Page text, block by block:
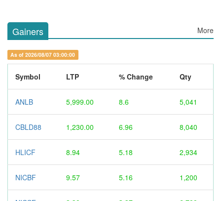
Gainers More
As of 2026/08/07 03:00:00
Symbol LTP % Change Qty
ANLB 5,999.00 8.6 5,041
CBLD88 1,230.00 6.96 8,040
HLICF 8.94 5.18 2,934
NICBF 9.57 5.16 1,200